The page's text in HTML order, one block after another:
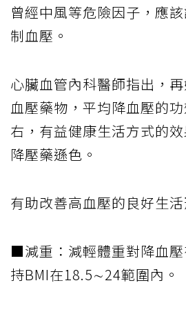
曾經中風等危險因子，應
制血壓。
心臟血管內科醫師指出，
血壓藥物，平均降血壓的
右，有益健康生活方式的
降壓藥遜色。
有助改善高血壓的良好生活
■減重：減輕體重對降血
持BMI在18.5∼24範圍內。